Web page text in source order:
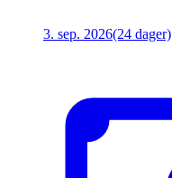
3. sep. 2026(24 dager)